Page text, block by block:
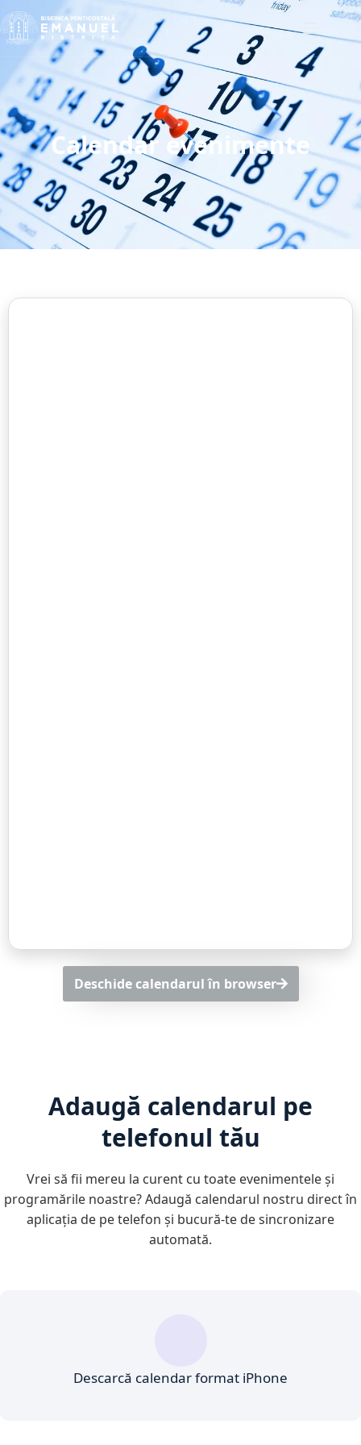
Calendar evenimente
Deschide calendarul în browser
Adaugă calendarul pe
telefonul tău
Vrei să fii mereu la curent cu toate evenimentele și
programările noastre? Adaugă calendarul nostru direct în
aplicația de pe telefon și bucură-te de sincronizare
automată.
Descarcă calendar format iPhone